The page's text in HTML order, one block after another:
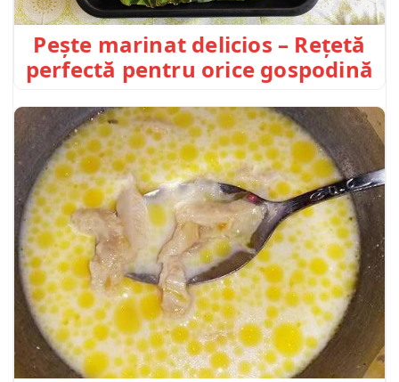
Pește marinat delicios – Rețetă
perfectă pentru orice gospodină